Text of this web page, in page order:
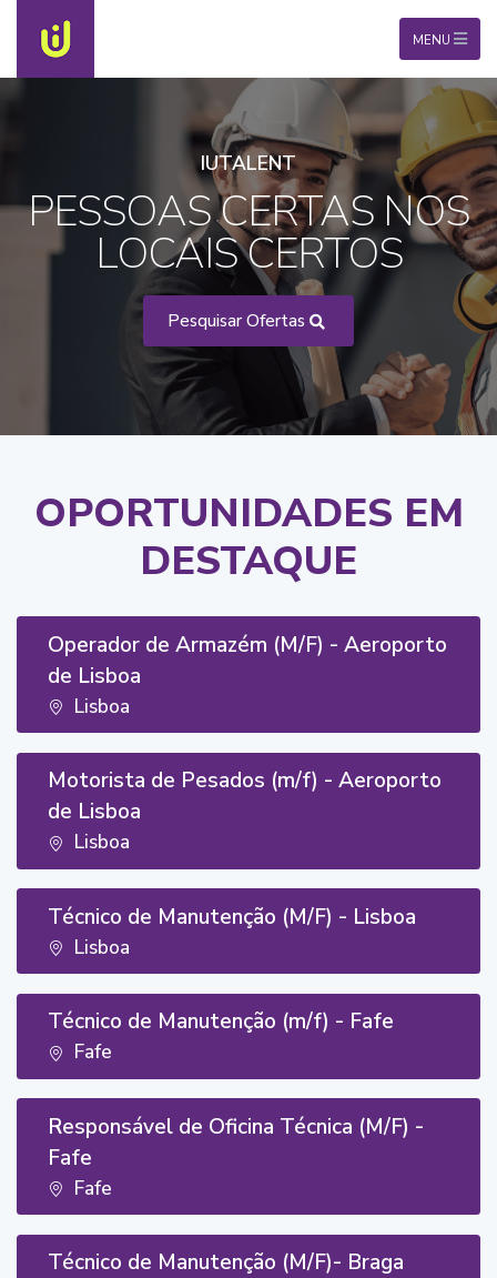
MENU
IUTALENT
PESSOAS CERTAS NOS
LOCAIS CERTOS
Pesquisar Ofertas
OPORTUNIDADES EM
DESTAQUE
Operador de Armazém (M/F) - Aeroporto
de Lisboa
Lisboa
Motorista de Pesados (m/f) - Aeroporto
de Lisboa
Lisboa
Técnico de Manutenção (M/F) - Lisboa
Lisboa
Técnico de Manutenção (m/f) - Fafe
Fafe
Responsável de Oficina Técnica (M/F) -
Fafe
Fafe
Técnico de Manutenção (M/F)- Braga